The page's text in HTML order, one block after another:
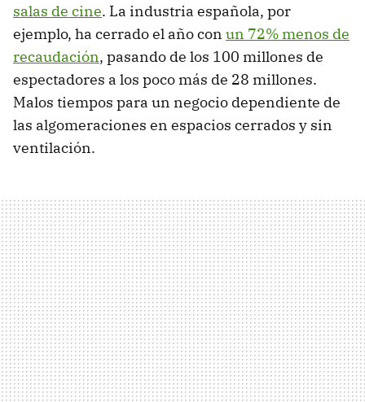
salas de cine. La industria española, por
ejemplo, ha cerrado el año con un 72% menos de
recaudación, pasando de los 100 millones de
espectadores a los poco más de 28 millones.
Malos tiempos para un negocio dependiente de
las algomeraciones en espacios cerrados y sin
ventilación.